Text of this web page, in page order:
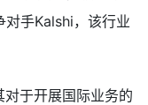
对手Kalshi，该行业
于开展国际业务的